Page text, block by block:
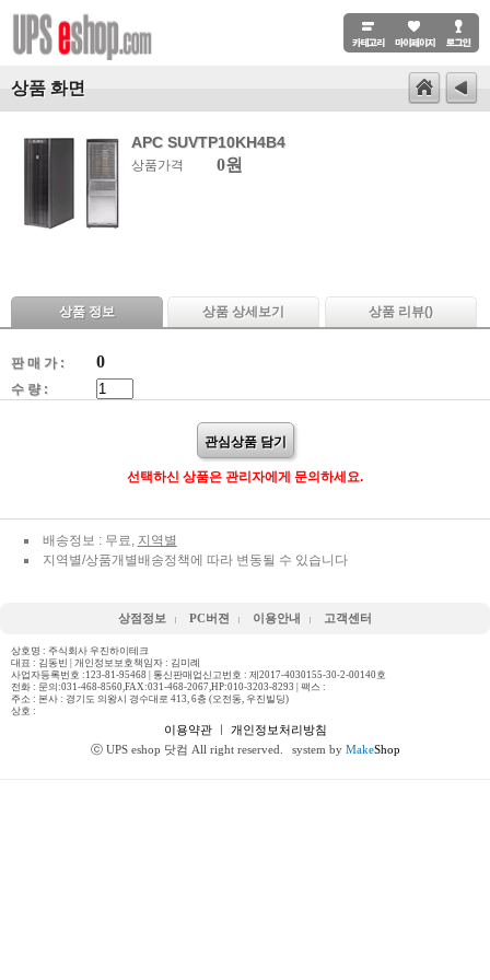
상품 화면
APC SUVTP10KH4B4
상품가격 0원
상품 정보 상품 상세보기 상품 리뷰()
판 매 가 : 0
수 량 :
관심상품 담기
선택하신 상품은 관리자에게 문의하세요.
배송정보 : 무료, 지역별
지역별/상품개별배송정책에 따라 변동될 수 있습니다
상점정보 PC버젼 이용안내 고객센터
상호명 : 주식회사 우진하이테크
대표 : 김동빈 | 개인정보보호책임자 : 김미례
사업자등록번호 :123-81-95468 | 통신판매업신고번호 : 제2017-4030155-30-2-00140호
전화 : 문의:031-468-8560,FAX:031-468-2067,HP:010-3203-8293 | 팩스 :
주소 : 본사 : 경기도 의왕시 경수대로 413, 6층 (오전동, 우진빌딩)
상호 :
이용약관ㅣ 개인정보처리방침
ⓒ UPS eshop 닷컴 All right reserved.
system by MakeShop